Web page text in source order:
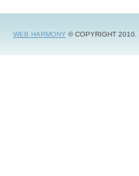
WEB HARMONY © COPYRIGHT 2010.